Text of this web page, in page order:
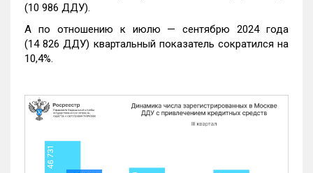
(10 986 ДДУ).
А по отношению к июлю — сентябрю 2024 года
(14 826 ДДУ) квартальный показатель сократился на
10,4%.